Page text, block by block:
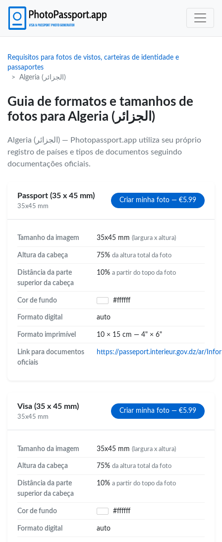
Requisitos para fotos de vistos, carteiras de identidade e
passaportes
Algeria (الجزائر)
Guia de formatos e tamanhos de
fotos para Algeria (الجزائر)
Algeria (الجزائر) — Photopassport.app utiliza seu próprio
registro de países e tipos de documentos seguindo
documentações oficiais.
Passport (35 x 45 mm)
35x45 mm
Criar minha foto — €5.99
Tamanho da imagem 35x45 mm (largura x altura)
Altura da cabeça 75% da altura total da foto
Distância da parte
superior da cabeça
10% a partir do topo da foto
Cor de fundo #ffffff
Formato digital auto
Formato imprimível 10 × 15 cm — 4" × 6"
Link para documentos
oficiais
https://passeport.interieur.gov.dz/ar/
Visa (35 x 45 mm)
35x45 mm
Criar minha foto — €5.99
Tamanho da imagem 35x45 mm (largura x altura)
Altura da cabeça 75% da altura total da foto
Distância da parte
superior da cabeça
10% a partir do topo da foto
Cor de fundo #ffffff
Formato digital auto